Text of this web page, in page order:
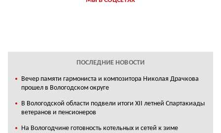
ПОСЛЕДНИЕ НОВОСТИ
Вечер памяти гармониста и композитора Николая Драчкова
прошел в Вологодском округе
В Вологодской области подвели итоги XII летней Спартакиады
ветеранов и пенсионеров
На Вологодчине готовность котельных и сетей к зиме